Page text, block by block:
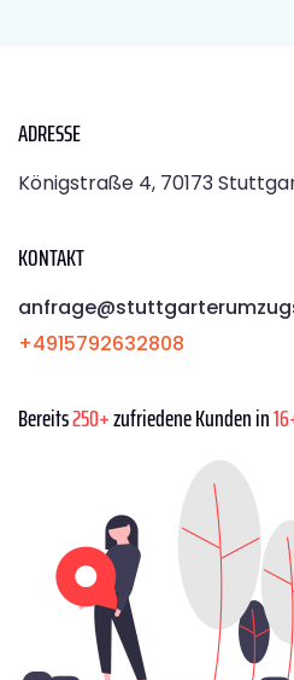
ADRESSE
Königstraße 4, 70173
KONTAKT
+4915792632808
Bereits250+zufriedene Kunden in